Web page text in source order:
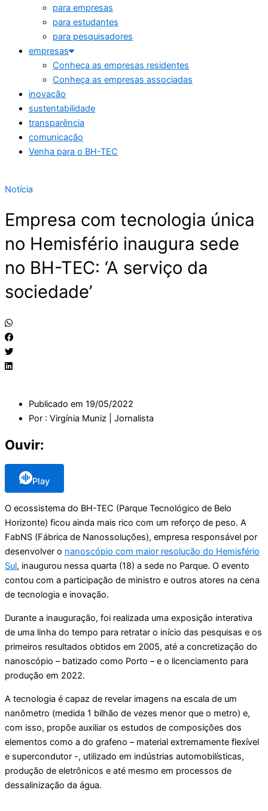
para empresas
para estudantes
para pesquisadores
empresas
Conheça as empresas residentes
Conheça as empresas associadas
inovação
sustentabilidade
transparência
comunicação
Venha para o BH-TEC
Notícia
Empresa com tecnologia única
no Hemisfério inaugura sede
no BH-TEC: ‘A serviço da
sociedade’
Publicado em 19/05/2022
Por : Virgínia Muniz | Jornalista
Ouvir:
Play
O ecossistema do BH-TEC (Parque Tecnológico de Belo
Horizonte) ficou ainda mais rico com um reforço de peso. A
FabNS (Fábrica de Nanossoluções), empresa responsável por
desenvolver o nanoscópio com maior resolução do Hemisfério
Sul, inaugurou nessa quarta (18) a sede no Parque. O evento
contou com a participação de ministro e outros atores na cena
de tecnologia e inovação.
Durante a inauguração, foi realizada uma exposição interativa
de uma linha do tempo para retratar o início das pesquisas e os
primeiros resultados obtidos em 2005, até a concretização do
nanoscópio – batizado como Porto – e o licenciamento para
produção em 2022.
A tecnologia é capaz de revelar imagens na escala de um
nanômetro (medida 1 bilhão de vezes menor que o metro) e,
com isso, propõe auxiliar os estudos de composições dos
elementos como a do grafeno – material extremamente flexível
e supercondutor -, utilizado em indústrias automobilísticas,
produção de eletrônicos e até mesmo em processos de
dessalinização da água.